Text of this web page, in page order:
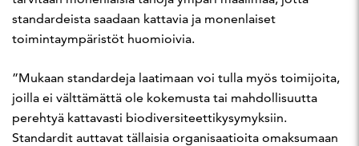
standardeista saadaan kattavia ja monenlaiset
toimintaympäristöt huomioivia.
”Mukaan standardeja laatimaan voi tulla myös toimijoita,
joilla ei välttämättä ole kokemusta tai mahdollisuutta
perehtyä kattavasti biodiversiteettikysymyksiin.
Standardit auttavat tällaisia organisaatioita omaksumaan